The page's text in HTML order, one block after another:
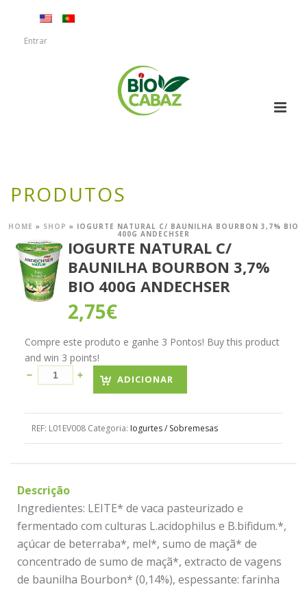
Entrar
PRODUTOS
HOME » SHOP » IOGURTE NATURAL C/ BAUNILHA BOURBON 3,7% BIO
400G ANDECHSER
IOGURTE NATURAL C/
BAUNILHA BOURBON 3,7%
BIO 400G ANDECHSER
2,75€
Compre este produto e ganhe 3 Pontos! Buy this product
and win 3 points!
ADICIONAR
REF: L01EV008 Categoria: Iogurtes / Sobremesas
Descrição
Ingredientes: LEITE* de vaca pasteurizado e
fermentado com culturas L.acidophilus e B.bifidum.*,
açúcar de beterraba*, mel*, sumo de maçã* de
concentrado de sumo de maçã*, extracto de vagens
de baunilha Bourbon* (0,14%), espessante: farinha